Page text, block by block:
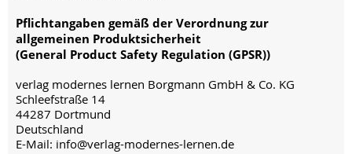
Pflichtangaben gemäß der Verordnung zur
allgemeinen Produktsicherheit
(General Product Safety Regulation (GPSR))
verlag modernes lernen Borgmann GmbH & Co. KG
Schleefstraße 14
44287 Dortmund
Deutschland
E-Mail: info@verlag-modernes-lernen.de